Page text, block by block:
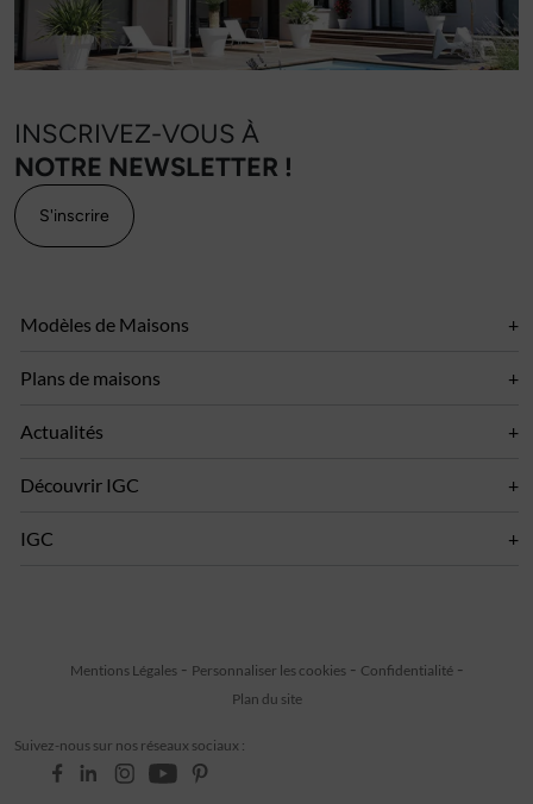
INSCRIVEZ-VOUS À
NOTRE NEWSLETTER !
S'inscrire
Modèles de Maisons
Plans de maisons
Actualités
Découvrir IGC
IGC
Suivez-nous sur nos réseaux sociaux :
Mentions Légales Personnaliser les cookies
Confidentialité
Plan du site